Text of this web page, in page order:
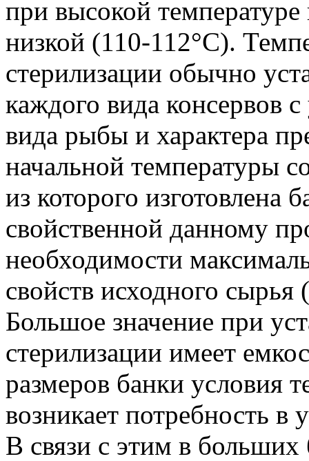
при высокой
низкой (110-112°С).
стерилизации обычно
каждого вида консервов
вида рыбы и характера
начальной температуры
из которого изготовлена
свойственной данному
необходимости
свойств исходного сырья
Большое значение при
стерилизации имеет
размеров банки условия
возникает потребность
В связи с этим в больших